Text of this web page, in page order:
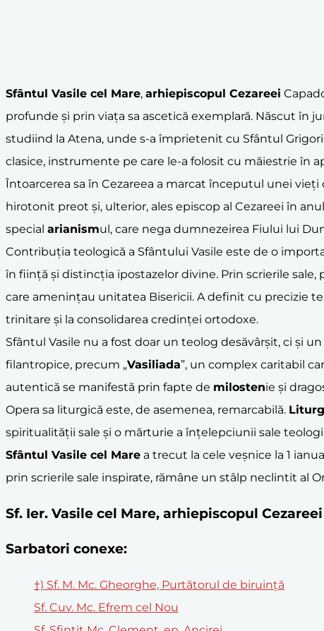
Sfântul Vasile cel Mare, arhiepiscopul Cezareei
profunde și prin viața sa ascetică exemplară. Născut în
studiind la Atena, unde s-a împrietenit cu Sfântul
clasice, instrumente pe care le-a folosit cu măiestrie în
Întoarcerea sa în Cezareea a marcat începutul unei
hirotonit preot și, ulterior, ales episcop al Cezareei în
special arianismul, care nega dumnezeirea Fiului lui
Contribuția teologică a Sfântului Vasile este de o
în ființă și distincția ipostazelor divine. Prin scrierile sale,
care amenințau unitatea Bisericii. A definit cu precizie
trinitare și la consolidarea credinței ortodoxe.
Sfântul Vasile nu a fost doar un teolog desăvârșit, ci și
filantropice, precum „Vasiliada”, un complex caritabil
autentică se manifestă prin fapte de milostenie și
Opera sa liturgică este, de asemenea, remarcabilă.
spiritualității sale și o mărturie a înțelepciunii sale
Sfântul Vasile cel Mare a trecut la cele veșnice la 1
prin scrierile sale inspirate, rămâne un stâlp neclintit al
Sf. Ier. Vasile cel Mare, arhiepiscopul
Sarbatori conexe:
†) Sf. M. Mc. Gheorghe, Purtătorul de biruinţă
Sf. Cuv. Mc. Efrem cel Nou